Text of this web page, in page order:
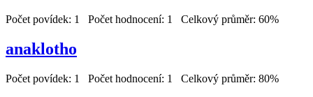
Počet povídek: 1 Počet hodnocení: 1 Celkový průměr: 60%
anaklotho
Počet povídek: 1 Počet hodnocení: 1 Celkový průměr: 80%